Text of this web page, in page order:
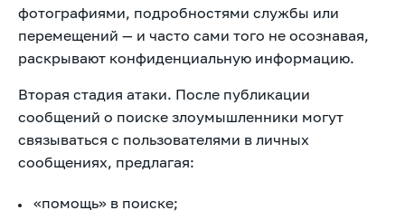
фотографиями, подробностями службы или
перемещений — и часто сами того не осознавая,
раскрывают конфиденциальную информацию.
Вторая стадия атаки. После публикации
сообщений о поиске злоумышленники могут
связываться с пользователями в личных
сообщениях, предлагая:
«помощь» в поиске;